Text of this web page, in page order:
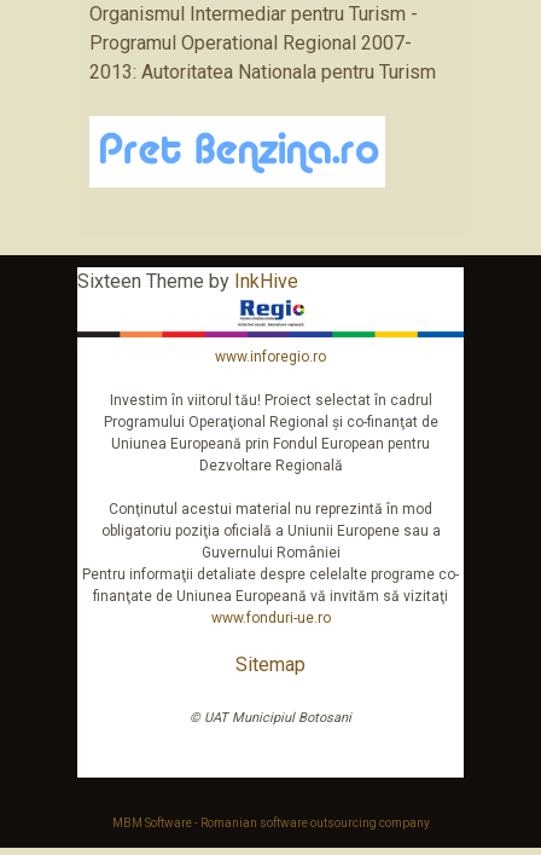
Organismul Intermediar pentru Turism -
Programul Operational Regional 2007-
2013: Autoritatea Nationala pentru Turism
Sixteen Theme by InkHive
www.inforegio.ro
Investim în viitorul tău! Proiect selectat în cadrul
Programului Operaţional Regional şi co-finanţat de
Uniunea Europeană prin Fondul European pentru
Dezvoltare Regională
Conţinutul acestui material nu reprezintă în mod
obligatoriu poziţia oficială a Uniunii Europene sau a
Guvernului României
Pentru informaţii detaliate despre celelalte programe co-
finanţate de Uniunea Europeană vă invităm să vizitaţi
www.fonduri-ue.ro
Sitemap
© UAT Municipiul Botosani
MBM Software - Romanian software outsourcing company